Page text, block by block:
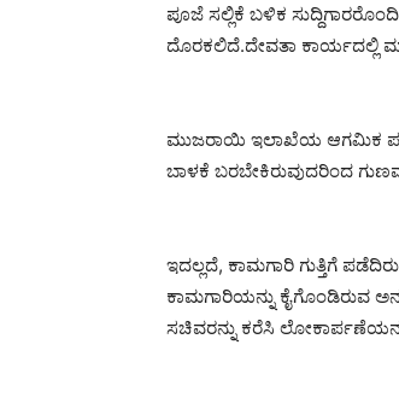
ಪೂಜೆ ಸಲ್ಲಿಕೆ ಬಳಿಕ
ದೊರಕಲಿದೆ.ದೇವತಾ ಕಾರ್ಯದಲ್ಲಿ
ಮುಜರಾಯಿ ಇಲಾಖೆಯ ಆಗಮಿಕ
ಬಾಳಕೆ ಬರಬೇಕಿರುವುದರಿಂದ
ಇದಲ್ಲದೆ, ಕಾಮಗಾರಿ ಗುತ್ತಿಗೆ
ಕಾಮಗಾರಿಯನ್ನು ಕೈಗೊಂಡಿರುವ
ಸಚಿವರನ್ನು ಕರೆಸಿ